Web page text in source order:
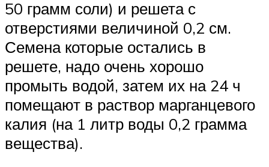
50 грамм соли) и решета с
отверстиями величиной 0,2 см.
Семена которые остались в
решете, надо очень хорошо
промыть водой, затем их на 24 ч
помещают в раствор марганцевого
калия (на 1 литр воды 0,2 грамма
вещества).